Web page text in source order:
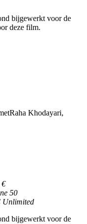
bijgewerkt voor de
deze film.
Raha Khodayari,
€
50
Unlimited
bijgewerkt voor de